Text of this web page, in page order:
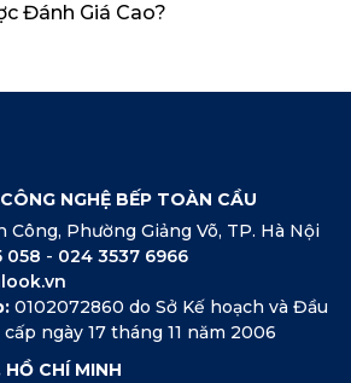
Đánh Giá Cao?
NGHỆ BẾP TOÀN CẦU
Công, Phường Giảng Võ, TP. Hà Nội
058 - 024 3537 6966
0102072860 do Sở Kế hoạch và Đầu
ngày 17 tháng 11 năm 2006
CHÍ MINH